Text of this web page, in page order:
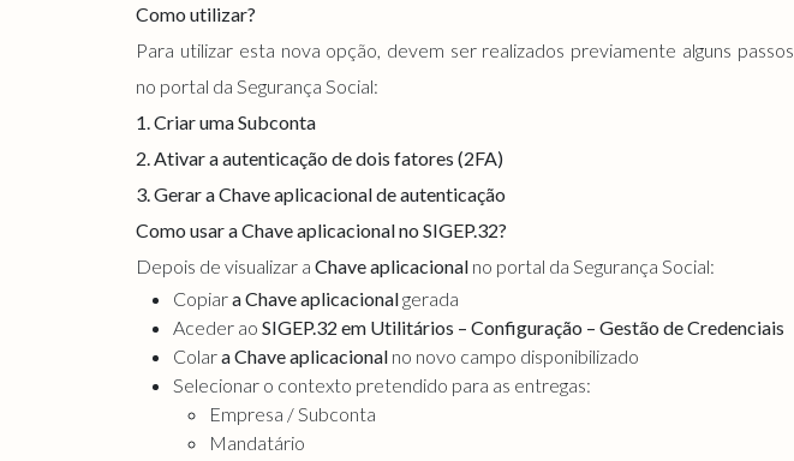
Como utilizar?
Para utilizar esta nova opção, devem ser realizados previamente alguns passos
no portal da Segurança Social:
1. Criar uma Subconta
2. Ativar a autenticação de dois fatores (2FA)
3. Gerar a Chave aplicacional de autenticação
Como usar a Chave aplicacional no SIGEP.32?
Depois de visualizar aChave aplicacional no portal da Segurança Social:
Copiara Chave aplicacionalgerada
Aceder ao SIGEP.32 em Utilitários – Configuração – Gestão de Credenciais
Colara Chave aplicacionalno novo campo disponibilizado
Selecionar o contexto pretendido para as entregas:
Empresa / Subconta
Mandatário